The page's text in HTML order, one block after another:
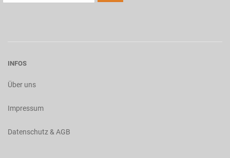
INFOS
Über uns
Impressum
Datenschutz & AGB